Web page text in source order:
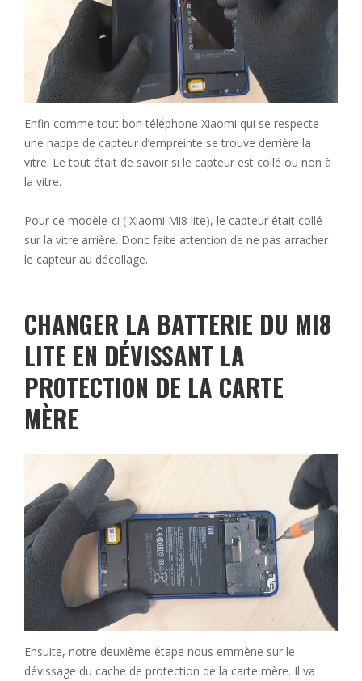
Enfin comme tout bon téléphone Xiaomi qui se respecte
une nappe de capteur d’empreinte se trouve derrière la
vitre. Le tout était de savoir si le capteur est collé ou non à
la vitre.
Pour ce modèle-ci ( Xiaomi Mi8 lite), le capteur était collé
sur la vitre arrière. Donc faite attention de ne pas arracher
le capteur au décollage.
CHANGER LA BATTERIE DU MI8
LITE EN DÉVISSANT LA
PROTECTION DE LA CARTE
MÈRE
Ensuite, notre deuxième étape nous emmène sur le
dévissage du cache de protection de la carte mère. Il va